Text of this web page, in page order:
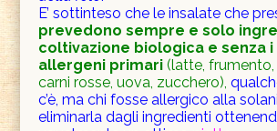
E’ sottinteso che le insalate che
prevedono sempre e solo
coltivazione biologica e senza
allergeni primari (latte,
carni rosse, uova, zucchero),
c’è, ma chi fosse allergico alla
eliminarla dagli ingredienti